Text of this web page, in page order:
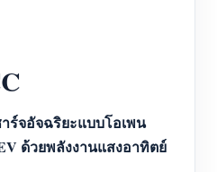
PV
านโรงงาน
ลิตภัณฑ์
นา
ร์จอัจฉริยะแบบโอเพน
ด้วยพลังงานแสงอาทิตย์